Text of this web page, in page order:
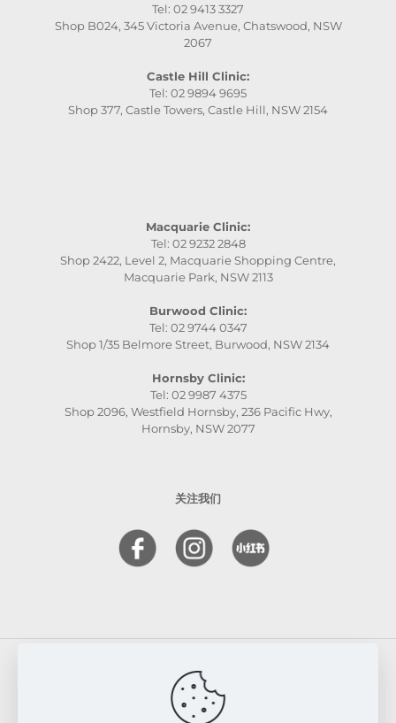
Tel: 02 9413 3327
Shop B024, 345 Victoria Avenue, Chatswood, NSW
2067
Castle Hill Clinic:
Tel: 02 9894 9695
Shop 377, Castle Towers, Castle Hill, NSW 2154
Macquarie Clinic:
Tel: 02 9232 2848
Shop 2422, Level 2, Macquarie Shopping Centre,
Macquarie Park, NSW 2113
Burwood Clinic:
Tel: 02 9744 0347
Shop 1/35 Belmore Street, Burwood, NSW 2134
Hornsby Clinic:
Tel: 02 9987 4375
Shop 2096, Westfield Hornsby, 236 Pacific Hwy,
Hornsby, NSW 2077
关注我们
© 2026 FRESKIN Beauty Clinic. All Rights Reserved.